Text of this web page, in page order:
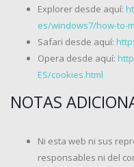
Explorer desde aquí:
es/windows7/how-to-
Safari desde aquí:
Opera desde aquí:
ES/cookies.html
NOTAS
Ni esta web ni sus
responsables ni del